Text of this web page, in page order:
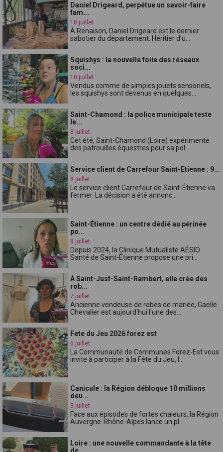
Daniel Drigeard, perpétue un savoir-faire
fam...
10 juillet
À Renaison, Daniel Drigeard est le dernier
sabotier du département. Héritier d'u...
Squishys : la nouvelle folie des réseaux
soci...
10 juillet
Vendus comme de simples jouets sensoriels,
les squishys sont devenus en quelques...
Saint-Chamond : la police municipale teste
le...
8 juillet
Cet été, Saint-Chamond (Loire) expérimente
des patrouilles équestres pour sa pol...
Service client de Carrefour Saint-Etienne : 9...
8 juillet
Le service client Carrefour de Saint-Étienne va
fermer. La décision a été annonc...
Saint-Étienne : un centre dédié au périnée
po...
8 juillet
Depuis 2024, la Clinique Mutualiste AÉSIO
Santé de Saint-Étienne propose une pri...
À Saint-Just-Saint-Rambert, elle crée des
rob...
7 juillet
Ancienne vendeuse de robes de mariée, Gaëlle
Chevalier est aujourd'hui l'une des...
Fete du Jeu 2026 forez est
6 juillet
La Communauté de Communes Forez-Est vous
invite à participer à la Fête du Jeu, l...
Canicule : la Région débloque 10 millions
deu...
3 juillet
Face aux épisodes de fortes chaleurs, la Région
Auvergne-Rhône-Alpes lance un pl...
Loire : une nouvelle commandante à la tête
de...